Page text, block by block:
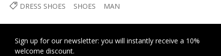
DRESS SHOES SHOES MAN
Sign up for our newsletter: you will instantly receive a 10%
welcome discount.